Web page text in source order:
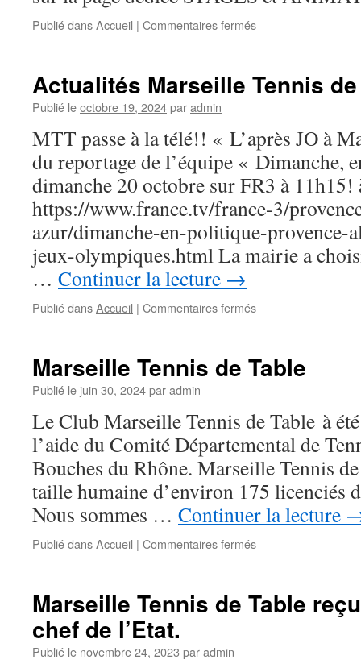
Publié dansAccueil | Commentaires fermés
Actualités Marseille Tennis
Publié leoctobre 19, 2024paradmin
MTT passe à la télé!! « L’après JO à
du reportage de l’équipe « Dimanche,
dimanche 20 octobre sur FR3 à
https://www.france.tv/france-3/
azur/dimanche-en-politique-provence-
jeux-olympiques.html La mairie a
… Continuer la lecture →
Publié dansAccueil | Commentaires fermés
Tennis
de
Marseille Tennis de Table
Publié le juin 30, 2024paradmin
Le Club Marseille Tennis de Table à
l’aide du Comité Départemental de
Bouches du Rhône. Marseille Tennis
taille humaine d’environ 175 licenciés
Nous sommes … Continuer la lecture
Publié dansAccueil | Commentaires fermés
de
Table
Marseille Tennis de Table
chef de l’Etat.
Publié le novembre 24, 2023 paradmin